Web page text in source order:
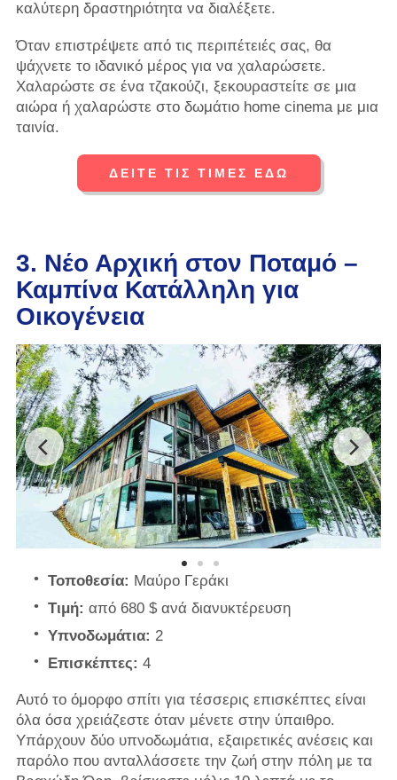
καλύτερη δραστηριότητα να διαλέξετε.
Όταν επιστρέψετε από τις περιπέτειές σας, θα
ψάχνετε το ιδανικό μέρος για να χαλαρώσετε.
Χαλαρώστε σε ένα τζακούζι, ξεκουραστείτε σε μια
αιώρα ή χαλαρώστε στο δωμάτιο home cinema με μια
ταινία.
ΔΕΙΤΕ ΤΙΣ ΤΙΜΕΣ ΕΔΩ
3. Νέο Αρχική στον Ποταμό –
Καμπίνα Κατάλληλη για
Οικογένεια
Τοποθεσία: Μαύρο Γεράκι
Τιμή: από 680 $ ανά διανυκτέρευση
Υπνοδωμάτια: 2
Επισκέπτες: 4
Αυτό το όμορφο σπίτι για τέσσερις επισκέπτες είναι
όλα όσα χρειάζεστε όταν μένετε στην ύπαιθρο.
Υπάρχουν δύο υπνοδωμάτια, εξαιρετικές ανέσεις και
παρόλο που ανταλλάσσετε την ζωή στην πόλη με τα